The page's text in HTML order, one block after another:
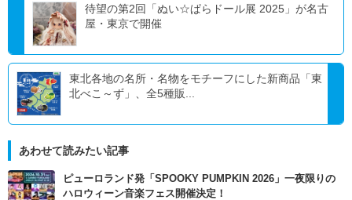
待望の第2回「ぬい☆ぱらドール展 2025」が名古
屋・東京で開催
東北各地の名所・名物をモチーフにした新商品「東
北べこ～ず」、全5種販...
あわせて読みたい記事
ピューロランド発「SPOOKY PUMPKIN 2026」一夜限りの
ハロウィーン音楽フェス開催決定！